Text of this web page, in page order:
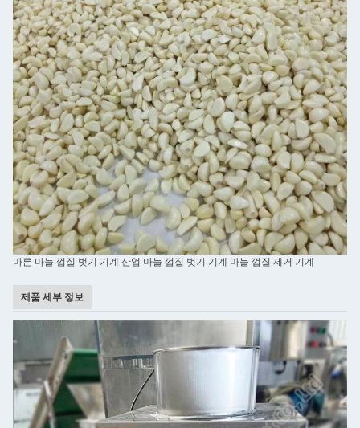
마른 마늘 껍질 벗기 기계 산업 마늘 껍질 벗기 기계 마늘 껍질 제거 기계
제품 세부 정보